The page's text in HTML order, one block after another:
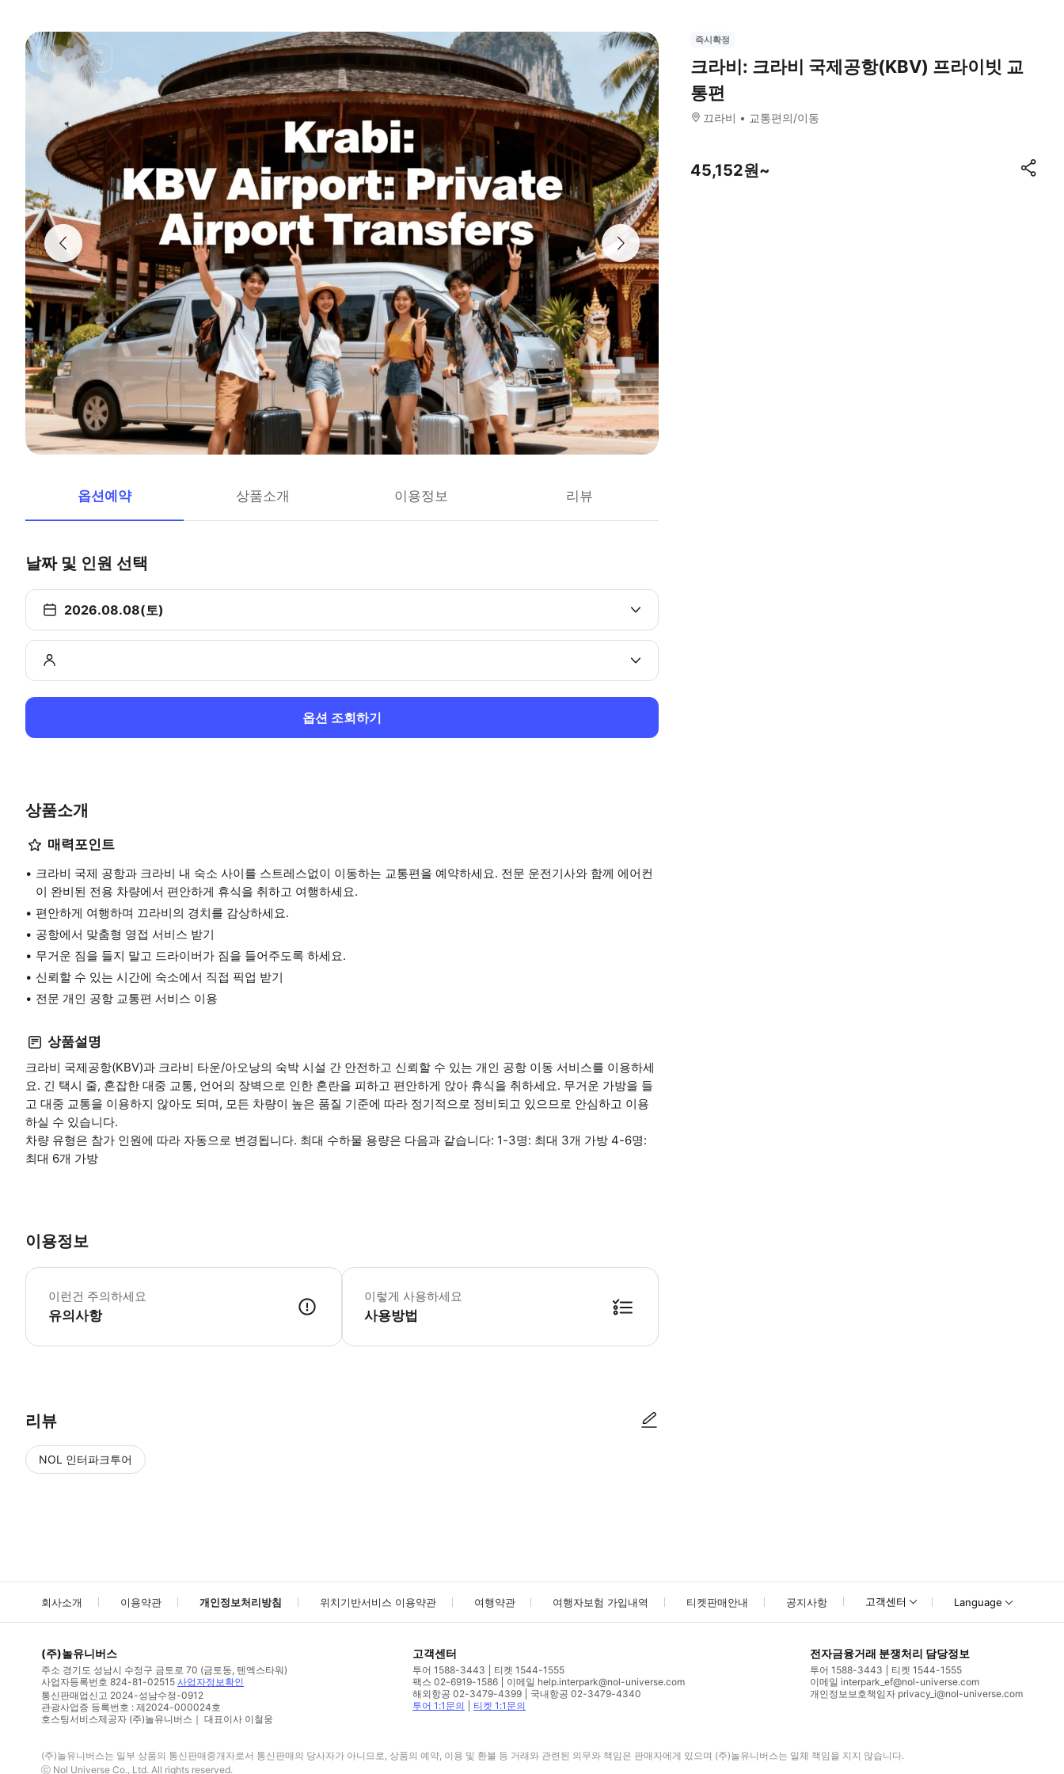
옵션예약 상품소개 이용정보 리뷰
날짜 및 인원 선택
2026.08.08(토)
옵션 조회하기
상품소개
매력포인트
크라비 국제 공항과 크라비 내 숙소 사이를 스트레스없이 이동하는 교통편을 예약하세요. 전문 운전기사와 함께 에어컨
이 완비된 전용 차량에서 편안하게 휴식을 취하고 여행하세요.
편안하게 여행하며 끄라비의 경치를 감상하세요.
공항에서 맞춤형 영접 서비스 받기
무거운 짐을 들지 말고 드라이버가 짐을 들어주도록 하세요.
신뢰할 수 있는 시간에 숙소에서 직접 픽업 받기
전문 개인 공항 교통편 서비스 이용
상품설명
크라비 국제공항(KBV)과 크라비 타운/아오낭의 숙박 시설 간 안전하고 신뢰할 수 있는 개인 공항 이동 서비스를 이용하세
요. 긴 택시 줄, 혼잡한 대중 교통, 언어의 장벽으로 인한 혼란을 피하고 편안하게 앉아 휴식을 취하세요. 무거운 가방을 들
고 대중 교통을 이용하지 않아도 되며, 모든 차량이 높은 품질 기준에 따라 정기적으로 정비되고 있으므로 안심하고 이용
하실 수 있습니다.
차량 유형은 참가 인원에 따라 자동으로 변경됩니다. 최대 수하물 용량은 다음과 같습니다: 1-3명: 최대 3개 가방 4-6명:
최대 6개 가방
이용정보
이런건 주의하세요
유의사항
중요: 픽업 및 하차 장소를 알려주시기 바랍니다! 여행 최소 24시간 전에 예약하시기 바랍니다. 서비스 시간 24시간 이내에 예약하신 경우, 차량을 마련하
이렇게 사용하세요
사용방법
리뷰
NOL 인터파크투어
즉시확정
크라비: 크라비 국제공항(KBV) 프라이빗 교
통편
끄라비 교통편의/이동
45,152원~
회사소개 이용약관 개인정보처리방침 위치기반서비스 이용약관 여행약관 여행자보험 가입내역 티켓판매안내 공지사항 고객센터 Language
(주)놀유니버스
주소 경기도 성남시 수정구 금토로 70 (금토동, 텐엑스타워)
사업자등록번호 824-81-02515 사업자정보확인
통신판매업신고 2024-성남수정-0912
관광사업증 등록번호 : 제2024-000024호
호스팅서비스제공자 (주)놀유니버스｜ 대표이사 이철웅
고객센터
투어 1588-3443
티켓 1544-1555
팩스 02-6919-1586
이메일 help.interpark@nol-universe.com
해외항공 02-3479-4399
국내항공 02-3479-4340
투어 1:1문의
티켓 1:1문의
전자금융거래 분쟁처리 담당정보
투어 1588-3443
티켓 1544-1555
이메일 interpark_ef@nol-universe.com
개인정보보호책임자 privacy_i@nol-universe.com
(주)놀유니버스는 일부 상품의 통신판매중개자로서 통신판매의 당사자가 아니므로, 상품의 예약, 이용 및 환불 등 거래와 관련된 의무와 책임은 판매자에게 있으며 (주)놀유니버스는 일체 책임을 지지 않습니다.
ⓒ Nol Universe Co., Ltd. All rights reserved.